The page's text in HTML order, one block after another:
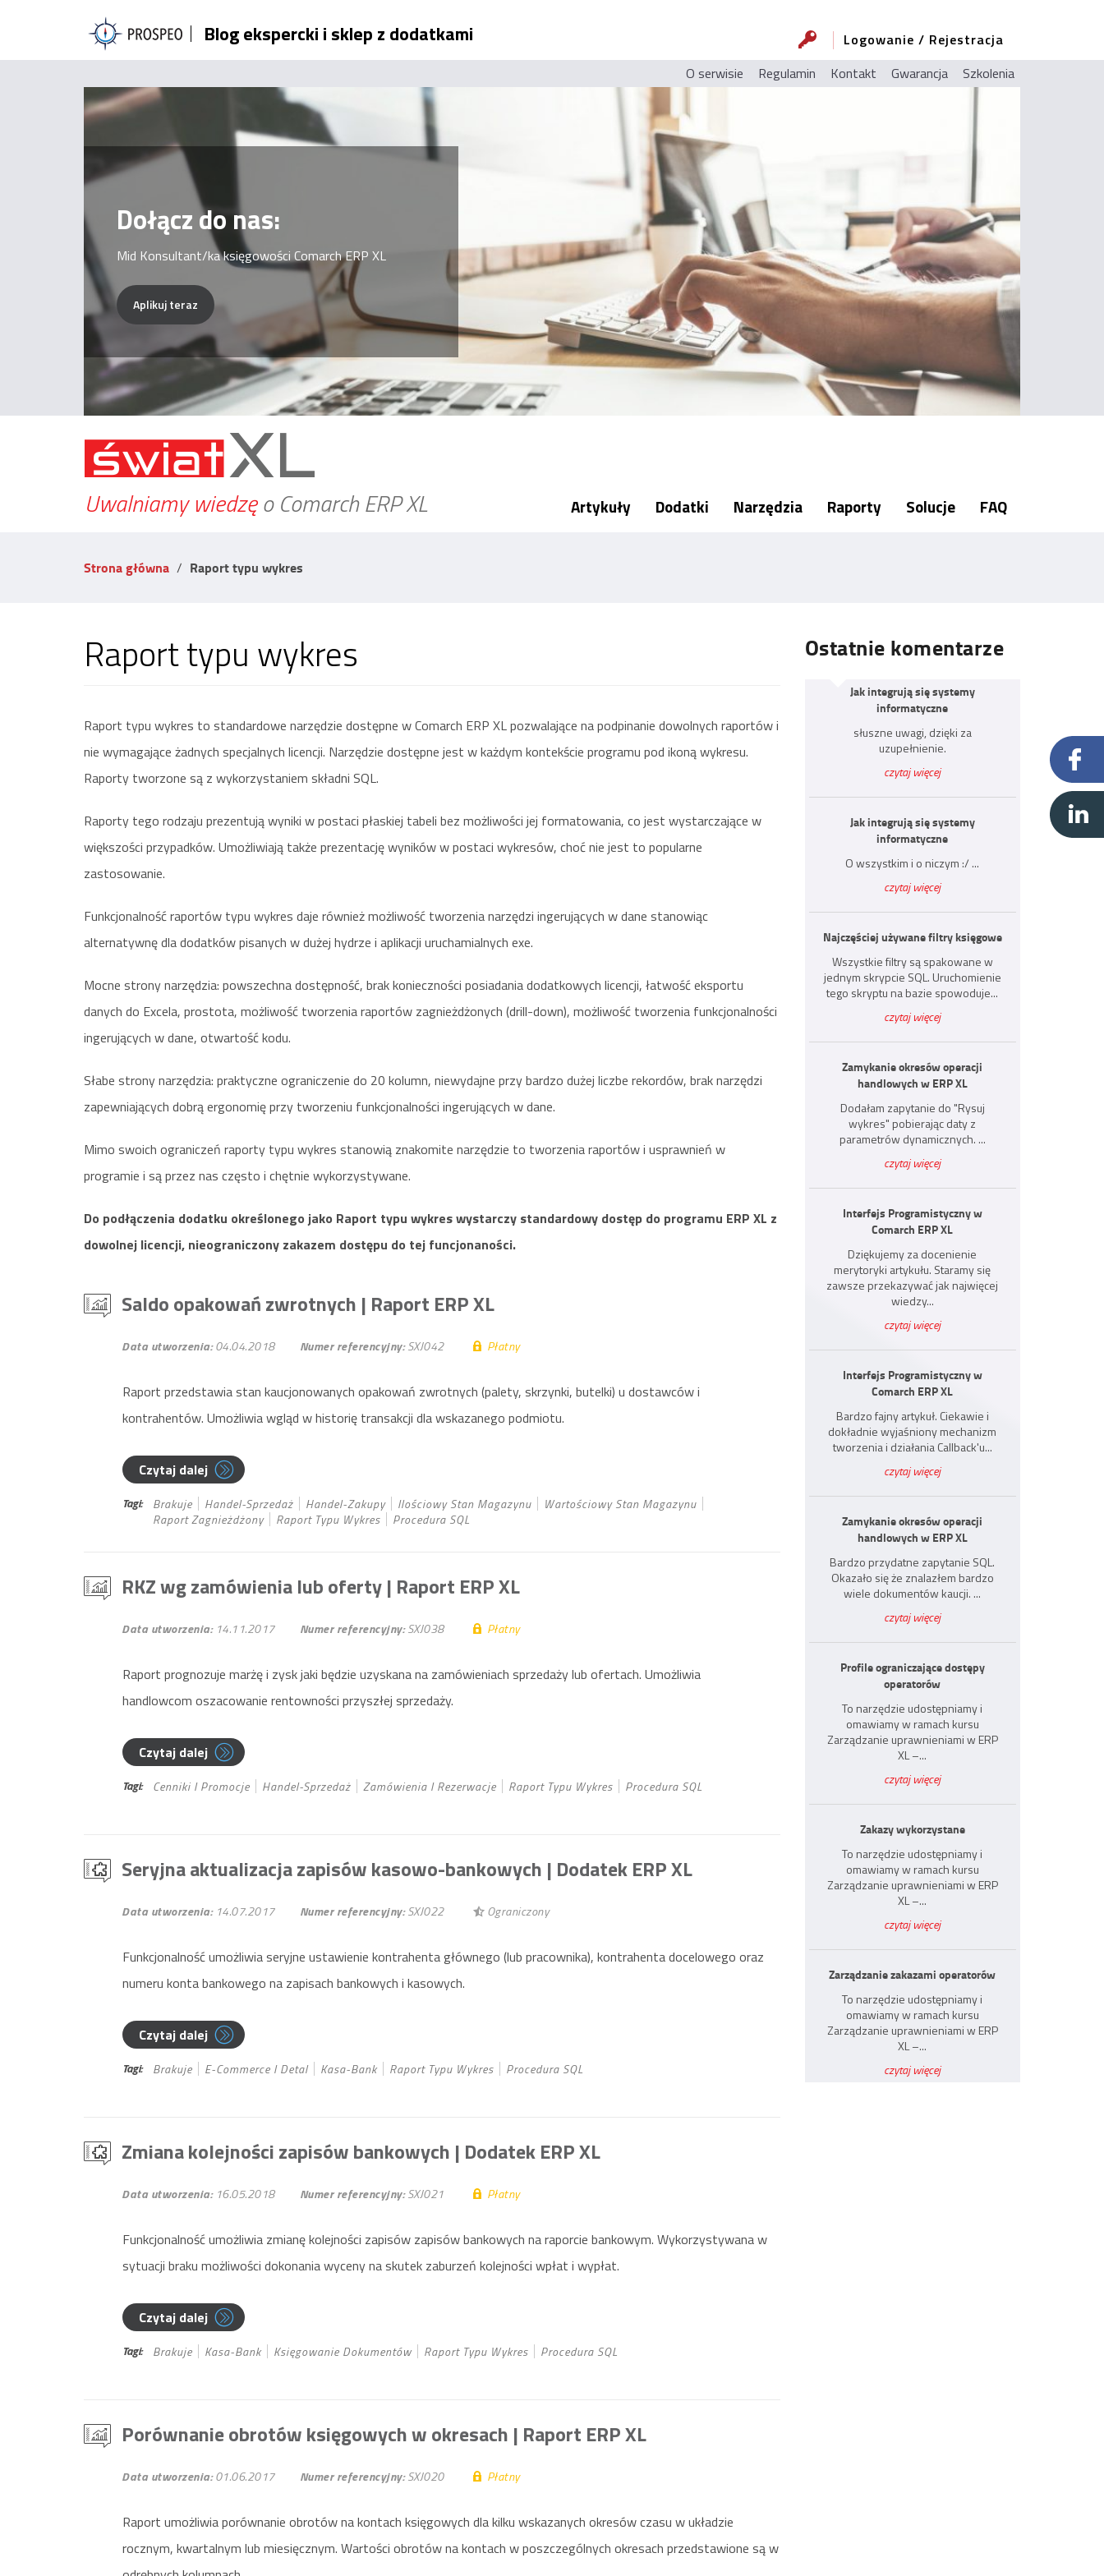
treści
Logowanie / Rejestracja
Blog ekspercki i sklep z dodatkami
O serwisie Regulamin Kontakt Gwarancja Szkolenia
Dołącz do nas:
Mid Konsultant/ka księgowości Comarch ERP XL
Aplikuj teraz
Uwalniamy wiedzęo Comarch ERP XL Artykuły Dodatki Narzędzia Raporty Solucje FAQ
Strona główna Raport typu wykres
Raport typu wykres
Raport typu wykres to standardowe narzędzie dostępne w Comarch ERP XL pozwalające na podpinanie dowolnych raportów i
nie wymagające żadnych specjalnych licencji. Narzędzie dostępne jest w każdym kontekście programu pod ikoną wykresu.
Raporty tworzone są z wykorzystaniem składni SQL.
Raporty tego rodzaju prezentują wyniki w postaci płaskiej tabeli bez możliwości jej formatowania, co jest wystarczające w
większości przypadków. Umożliwiają także prezentację wyników w postaci wykresów, choć nie jest to popularne
zastosowanie.
Funkcjonalność raportów typu wykres daje również możliwość tworzenia narzędzi ingerujących w dane stanowiąc
alternatywnę dla dodatków pisanych w dużej hydrze i aplikacji uruchamialnych exe.
Mocne strony narzędzia: powszechna dostępność, brak konieczności posiadania dodatkowych licencji, łatwość eksportu
danych do Excela, prostota, możliwość tworzenia raportów zagnieżdżonych (drill-down), możliwość tworzenia funkcjonalności
ingerujących w dane, otwartość kodu.
Słabe strony narzędzia: praktyczne ograniczenie do 20 kolumn, niewydajne przy bardzo dużej liczbe rekordów, brak narzędzi
zapewniających dobrą ergonomię przy tworzeniu funkcjonalności ingerujących w dane.
Mimo swoich ograniczeń raporty typu wykres stanowią znakomite narzędzie to tworzenia raportów i usprawnień w
programie i są przez nas często i chętnie wykorzystywane.
Do podłączenia dodatku określonego jako Raport typu wykres wystarczy standardowy dostęp do programu ERP XL z
dowolnej licencji, nieograniczony zakazem dostępu do tej funcjonaności.
Saldo opakowań zwrotnych | Raport ERP XL
Data utworzenia:04.04.2018 Numer referencyjny:SXJ042 Płatny
Raport przedstawia stan kaucjonowanych opakowań zwrotnych (palety, skrzynki, butelki) u dostawców i
kontrahentów. Umożliwia wgląd w historię transakcji dla wskazanego podmiotu.
Czytaj dalej
Tagi: Brakuje Handel-Sprzedaż Handel-Zakupy Ilościowy Stan Magazynu
Wartościowy Stan Magazynu
Raport Zagnieżdżony
Raport Typu Wykres Procedura SQL
RKZ wg zamówienia lub oferty| Raport ERP XL
Data utworzenia: 14.11.2017 Numer referencyjny:SXJ038 Płatny
Raport prognozuje marżę i zysk jaki będzie uzyskana na zamówieniach sprzedaży lub ofertach. Umożliwia
handlowcom oszacowanie rentowności przyszłej sprzedaży.
Czytaj dalej
Tagi: Cenniki I Promocje Handel-Sprzedaż Zamówienia I Rezerwacje Raport Typu Wykres Procedura SQL
Seryjna aktualizacja zapisów kasowo-bankowych | Dodatek ERP XL
Data utworzenia: 14.07.2017 Numer referencyjny:SXJ022 Ograniczony
Funkcjonalność umożliwia seryjne ustawienie kontrahenta głównego (lub pracownika), kontrahenta docelowego oraz
numeru konta bankowego na zapisach bankowych i kasowych.
Czytaj dalej
Tagi: Brakuje E-Commerce I Detal Kasa-Bank Raport Typu Wykres Procedura SQL
Zmiana kolejności zapisów bankowych | Dodatek ERP XL
Data utworzenia: 16.05.2018 Numer referencyjny:SXJ021 Płatny
Funkcjonalność umożliwia zmianę kolejności zapisów zapisów bankowych na raporcie bankowym. Wykorzystywana w
sytuacji braku możliwości dokonania wyceny na skutek zaburzeń kolejności wpłat i wypłat.
Czytaj dalej
Tagi: Brakuje Kasa-Bank Księgowanie Dokumentów Raport Typu Wykres Procedura SQL
Porównanie obrotów księgowych w okresach | Raport ERP XL
Data utworzenia:01.06.2017 Numer referencyjny:SXJ020 Płatny
Raport umożliwia porównanie obrotów na kontach księgowych dla kilku wskazanych okresów czasu w układzie
rocznym, kwartalnym lub miesięcznym. Wartości obrotów na kontach w poszczególnych okresach przedstawione są w
Ostatnie komentarze
Jak integrują się systemy
informatyczne
słuszne uwagi, dzięki za
uzupełnienie.
czytaj więcej
Jak integrują się systemy
informatyczne
O wszystkim i o niczym :/ ...
czytaj więcej
Najczęściej używane filtry księgowe
Wszystkie filtry są spakowane w
jednym skrypcie SQL. Uruchomienie
tego skryptu na bazie spowoduje...
czytaj więcej
Zamykanie okresów operacji
handlowych w ERP XL
Dodałam zapytanie do "Rysuj
wykres" pobierając daty z
parametrów dynamicznych. ...
czytaj więcej
Interfejs Programistyczny w
Comarch ERP XL
Dziękujemy za docenienie
merytoryki artykułu. Staramy się
zawsze przekazywać jak najwięcej
wiedzy...
czytaj więcej
Interfejs Programistyczny w
Comarch ERP XL
Bardzo fajny artykuł. Ciekawie i
dokładnie wyjaśniony mechanizm
tworzenia i działania Callback'u...
czytaj więcej
Zamykanie okresów operacji
handlowych w ERP XL
Bardzo przydatne zapytanie SQL.
Okazało się że znalazłem bardzo
wiele dokumentów kaucji. ...
czytaj więcej
Profile ograniczające dostępy
operatorów
To narzędzie udostępniamy i
omawiamy w ramach kursu
Zarządzanie uprawnieniami w ERP
XL –...
czytaj więcej
Zakazy wykorzystane
To narzędzie udostępniamy i
omawiamy w ramach kursu
Zarządzanie uprawnieniami w ERP
XL –...
czytaj więcej
Zarządzanie zakazami operatorów
To narzędzie udostępniamy i
omawiamy w ramach kursu
Zarządzanie uprawnieniami w ERP
XL –...
czytaj więcej